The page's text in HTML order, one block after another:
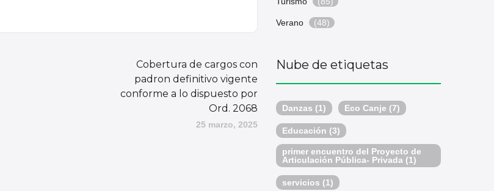
Cobertura de cargos con
padron definitivo vigente
conforme a lo dispuesto por
Ord. 2068
25 marzo, 2025
Verano (48)
Nube de etiquetas
Danzas (1) Eco Canje (7)
Educación (3)
primer encuentro del Proyecto de
Articulación Pública- Privada (1)
servicios (1)